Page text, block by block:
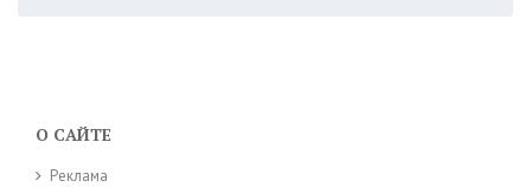
О САЙТЕ
Реклама